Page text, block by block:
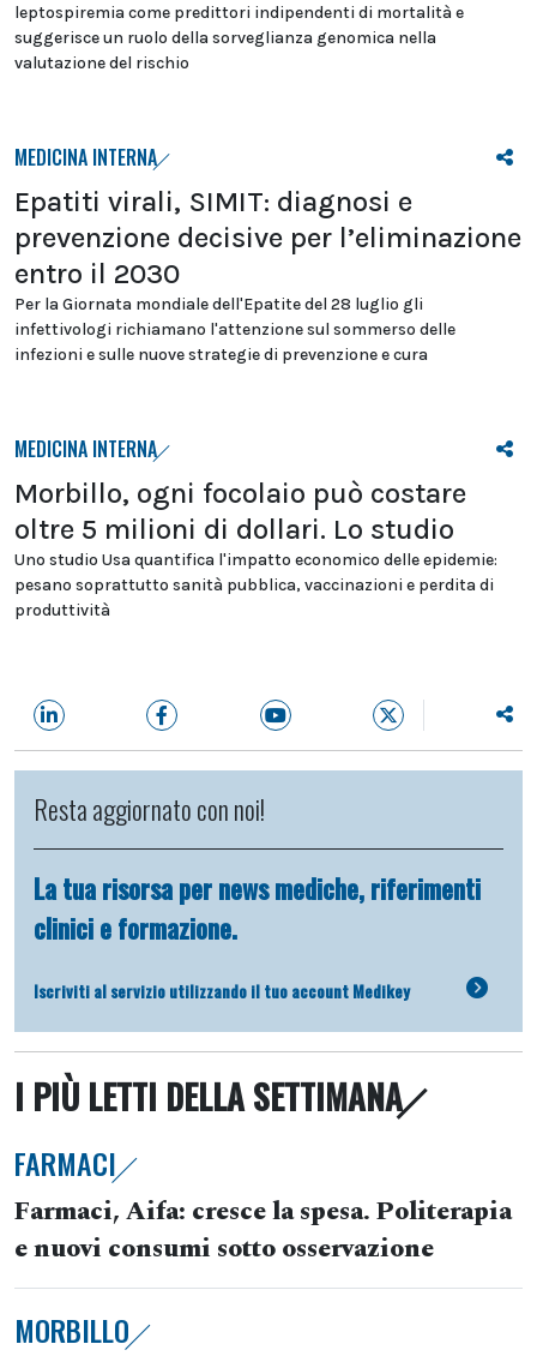
leptospiremia come predittori indipendenti di mortalità e
suggerisce un ruolo della sorveglianza genomica nella
valutazione del rischio
MEDICINA INTERNA
Epatiti virali, SIMIT: diagnosi e
prevenzione decisive per l’eliminazione
entro il 2030
Per la Giornata mondiale dell'Epatite del 28 luglio gli
infettivologi richiamano l'attenzione sul sommerso delle
infezioni e sulle nuove strategie di prevenzione e cura
MEDICINA INTERNA
Morbillo, ogni focolaio può costare
oltre 5 milioni di dollari. Lo studio
Uno studio Usa quantifica l'impatto economico delle epidemie:
pesano soprattutto sanità pubblica, vaccinazioni e perdita di
produttività
Resta aggiornato con noi!
La tua risorsa per news mediche, riferimenti
clinici e formazione.
Iscriviti al servizio utilizzando il tuo account Medikey
I PIÙ LETTI DELLA SETTIMANA
FARMACI
Farmaci, Aifa: cresce la spesa. Politerapia
e nuovi consumi sotto osservazione
MORBILLO